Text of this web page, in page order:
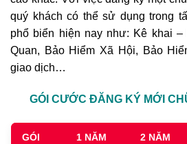
quý khách có thể sử dụng trong
phổ biển hiện nay như: Kê khai
Quan, Bảo Hiểm Xã Hội, Bảo
giao dịch…
GÓI CƯỚC ĐĂNG KÝ MỚI
GÓI 1 NĂM 2 NĂM